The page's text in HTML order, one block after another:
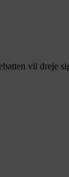
vil dreje